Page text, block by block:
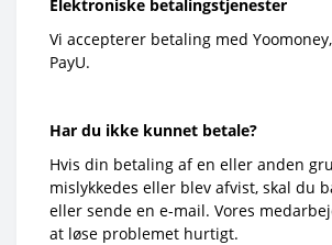
Elektroniske betalingstjenester
Vi accepterer betaling med
PayU.
Har du ikke kunnet betale?
Hvis din betaling af en eller anden
mislykkedes eller blev afvist, skal du
eller sende en e-mail. Vores
at løse problemet hurtigt.